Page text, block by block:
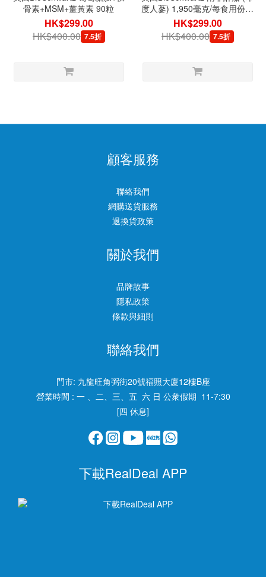
骨素+MSM+薑黃素 90粒
HK$299.00
HK$400.00 7.5折
度人蔘) 1,950毫克/每食用份量
+ 黑胡椒 120粒素食膠囊
HK$299.00
HK$400.00 7.5折
顧客服務
聯絡我們
網購送貨服務
退換貨政策
關於我們
品牌故事
隱私政策
條款與細則
聯絡我們
門市: 九龍旺角弼街20號福照大廈12樓B座
營業時間 : 一 、二、三、五 六 日 公衆假期 11-7:30
[四 休息]
下載RealDeal APP